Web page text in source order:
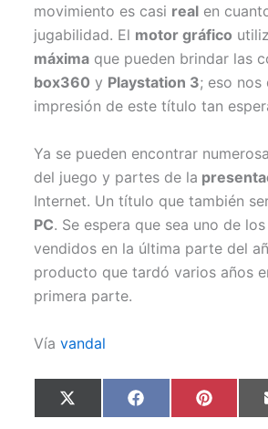
movimiento es casi real en
jugabilidad. El motor gráfico
máxima que pueden brindar las
box360 y Playstation 3; eso nos
impresión de este título tan
Ya se pueden encontrar
del juego y partes de la
Internet. Un título que también
PC. Se espera que sea uno de
vendidos en la última parte del
producto que tardó varios años
primera parte.
Víavandal
Compartir
en
X
(
Compartir
en
F
a en
P
i